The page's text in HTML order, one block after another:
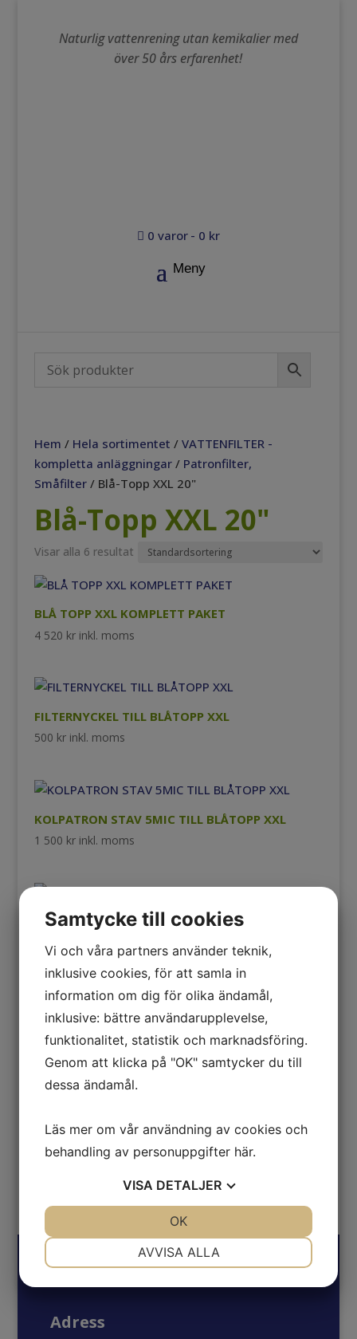
Naturlig vattenrening utan kemikalier med
över 50 års erfarenhet!
0 varor 0 kr
Hem / Hela sortimentet / VATTENFILTER -
kompletta anläggningar/ Patronfilter,
Småfilter/ Blå-Topp XXL 20"
Blå-Topp XXL 20"
Visar alla 6 resultat
BLÅ TOPP XXL KOMPLETT PAKET
4 520 kr inkl. moms
FILTERNYCKEL TILL BLÅTOPP XXL
500 kr inkl. moms
KOLPATRON STAV 5MIC TILL BLÅTOPP XXL
1 500 kr inkl. moms
KOLPATRONER 2ST STAV 5MIC TILL BLÅ-TOPP
XXL-PAKETPRIS
3 000krDet
ursprungliga
priset
3
000 kr.
2 650krDet
nuvarande
priset
2
650 kr.
inkl. moms
O-RING till Blå-Topp XXL filterhus
179 inkl. moms
VÄGGFÄSTE TILL BLÅ TOPP XXL
inkl. moms
Adress
Samtycke till cookies
Vi och våra partners använder teknik,
inklusive cookies, för att samla in
information om dig för olika ändamål,
inklusive: bättre användarupplevelse,
funktionalitet, statistik och marknadsföring.
Genom att klicka på "OK" samtycker du till
dessa ändamål.
Läs mer om vår användning av cookies och
behandling av personuppgifter här.
VISA DETALJER
AVVISA ALLA
OK